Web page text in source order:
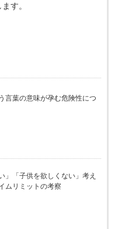
す。
言葉の意味が孕む危険性につ
」「子供を欲しくない」考え
ムリミットの考察